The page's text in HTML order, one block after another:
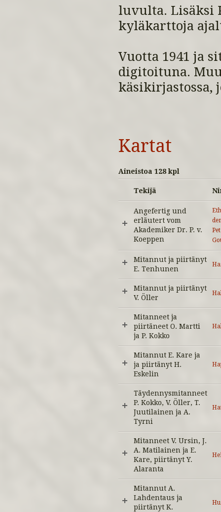
luvulta. Lisäksi
kyläkarttoja
Vuotta 1941 ja
digitoituna.
käsikirjastossa,
Kartat
Aineistoa 128 kpl
Tekijä
Angefertig und
erläutert vom
Akademiker Dr. P. v.
Koeppen
Mitannut ja piirtänyt
E. Tenhunen
Mitannut ja piirtänyt
V. Öller
Mitanneet ja
piirtäneet O. Martti
ja P. Kokko
Mitannut E. Kare ja
ja piirtänyt H.
Eskelin
Täydennysmitanneet
P. Kokko, V. Öller, T.
Juutilainen ja A.
Tyrni
Mitanneet V. Ursin, J.
A. Matilainen ja E.
Kare, piirtänyt Y.
Alaranta
Mitannut A.
Lahdentaus ja
piirtänyt K.